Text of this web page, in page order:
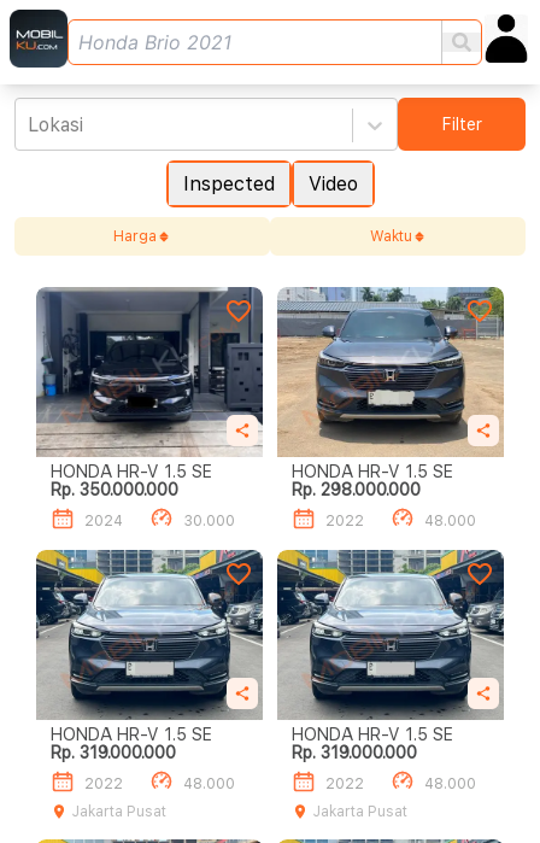
Inspected Video
Lokasi Filter
Harga Waktu
HONDA HR-V 1.5 SE
Rp. 350.000.000
2024 30.000
HONDA HR-V 1.5 SE
Rp. 298.000.000
2022 48.000
HONDA HR-V 1.5 SE
Rp. 319.000.000
2022
48.000
Jakarta Pusat
HONDA HR-V 1.5 SE
Rp. 319.000.000
2022
48.000
Jakarta Pusat